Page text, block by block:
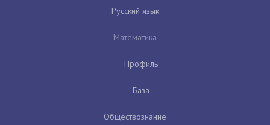
Русский язык
Математика
Профиль
База
Обществознание